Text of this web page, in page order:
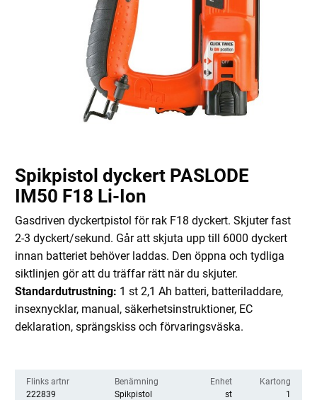
Spikpistol dyckert PASLODE
IM50 F18 Li-Ion
Gasdriven dyckertpistol för rak F18 dyckert. Skjuter fast
2-3 dyckert/sekund. Går att skjuta upp till 6000 dyckert
innan batteriet behöver laddas. Den öppna och tydliga
siktlinjen gör att du träffar rätt när du skjuter.
Standardutrustning: 1 st 2,1 Ah batteri, batteriladdare,
insexnycklar, manual, säkerhetsinstruktioner, EC
deklaration, sprängskiss och förvaringsväska.
Flinks artnr
222839
Benämning
Spikpistol
Enhet
st
Kartong
1